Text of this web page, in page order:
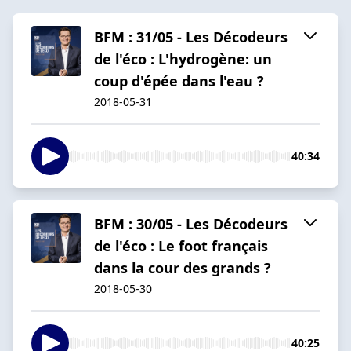
BFM : 31/05 - Les Décodeurs
de l'éco : L'hydrogène: un
coup d'épée dans l'eau ?
2018-05-31
40:34
BFM : 30/05 - Les Décodeurs
de l'éco : Le foot français
dans la cour des grands ?
2018-05-30
40:25